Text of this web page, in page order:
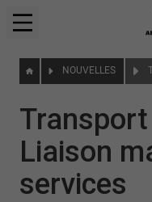
NOUVELLES
Liaison
services